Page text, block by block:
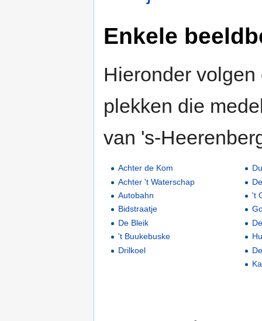
Enkele
Hieronder
plekken die
van 's-
Achter de Kom
Achter 't Waterschap
Autobahn
Bidstraatje
De Bleik
't Buukebuske
Drilkoel
't